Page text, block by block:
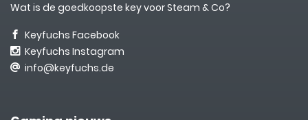
Wat is de goedkoopste key voor Steam & Co?
Keyfuchs Facebook
Keyfuchs Instagram
info@keyfuchs.de